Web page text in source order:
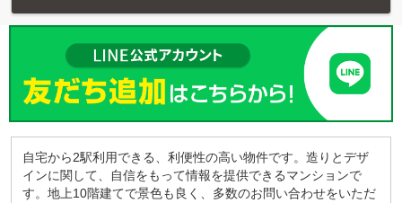
自宅から2駅利用できる、利便性の高い物件です。造りとデザ
インに関して、自信をもって情報を提供できるマンションで
す。地上10階建てで景色も良く、多数のお問い合わせをいただ